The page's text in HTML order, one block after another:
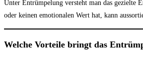
Unter Entrümpelung versteht man das gezielte
oder keinen emotionalen Wert hat, kann
Welche Vorteile bringt das